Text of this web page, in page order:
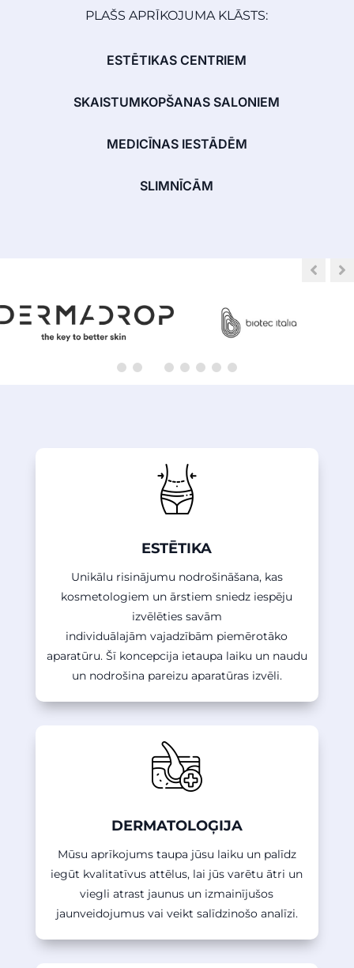
PLAŠS APRĪKOJUMA KLĀSTS:
ESTĒTIKAS CENTRIEM
SKAISTUMKOPŠANAS SALONIEM
MEDICĪNAS IESTĀDĒM
SLIMNĪCĀM
ESTĒTIKA
Unikālu risinājumu nodrošināšana, kas
kosmetologiem un ārstiem sniedz iespēju
izvēlēties savām
individuālajām vajadzībām piemērotāko
aparatūru. Šī koncepcija ietaupa laiku un naudu
un nodrošina pareizu aparatūras izvēli.
DERMATOLOĢIJA
Mūsu aprīkojums taupa jūsu laiku un palīdz
iegūt kvalitatīvus attēlus, lai jūs varētu ātri un
viegli atrast jaunus un izmainījušos
jaunveidojumus vai veikt salīdzinošo analīzi.